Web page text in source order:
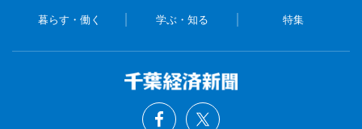
暮らす・働く 学ぶ・知る 特集